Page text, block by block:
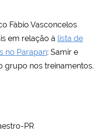
Fábio Vasconcelos
em relação à lista de
no Parapan: Samir e
grupo nos treinamentos.
PR